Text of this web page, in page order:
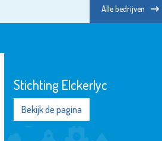
Alle bedrijven
Stichting Elckerlyc
Bekijk de pagina